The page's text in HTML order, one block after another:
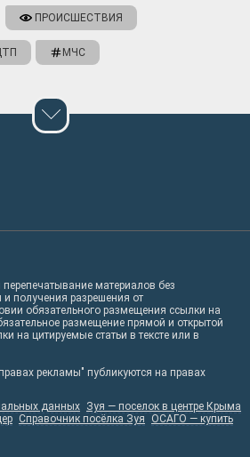
ПРОИСШЕСТВИЯ
МЧС
материалов без
и получения разрешения от
обязательного размещения ссылки на
размещение прямой и открытой
на цитируемые статьи в тексте или в
рекламы" публикуются на правах
данных Зуя — поселок в центре Крыма
Справочник посёлка Зуя
ОСАГО — купить